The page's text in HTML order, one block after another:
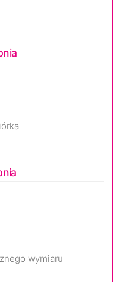
wymiaru